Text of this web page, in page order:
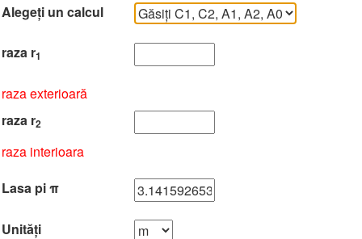
Alegeți un calcul
raza r1
raza exterioară
raza r2
raza interioara
Lasa pi π
Unități